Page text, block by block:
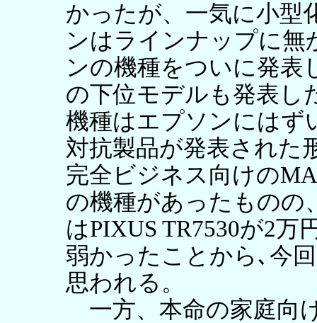
かったが、一気に小型
ンはラインナップに
ンの機種をついに発表
の下位モデルも発表し
機種はエプソンにはず
対抗製品が発表された
完全ビジネス向けの
の機種があったものの
はPIXUS TR7530が2
弱かったことから､今
思われる。
一方、本命の家庭向